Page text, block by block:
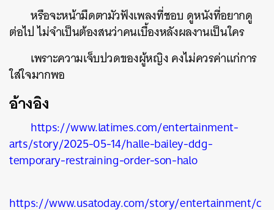
หรือจะหน้ามืดตามัวฟังเพลงที่ชอบ ดูหนังที่อยากดู
ต่อไป ไม่จำเป็นต้องสนว่าคนเบื้องหลังผลงานเป็นใคร
เพราะความเจ็บปวดของผู้หญิง คงไม่ควรค่าแก่การ
ใส่ใจมากพอ
อ้างอิง
https://www.latimes.com/entertainment-
arts/story/2025-05-14/halle-bailey-ddg-
temporary-restraining-order-son-halo
https://www.usatoday.com/story/entertainment/c